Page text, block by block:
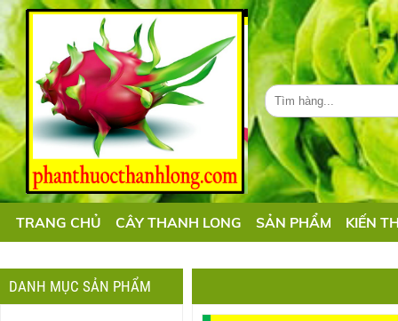
TRANG CHỦ CÂY THANH LONG SẢN PHẨM KIẾN
DANH MỤC SẢN PHẨM